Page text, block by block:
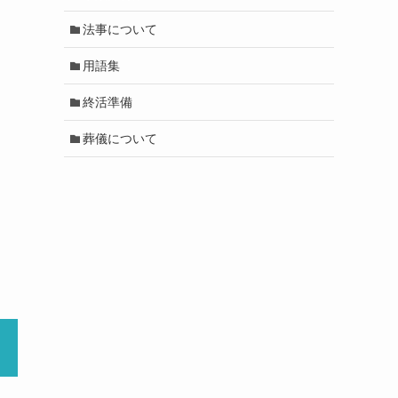
法事について
用語集
終活準備
葬儀について